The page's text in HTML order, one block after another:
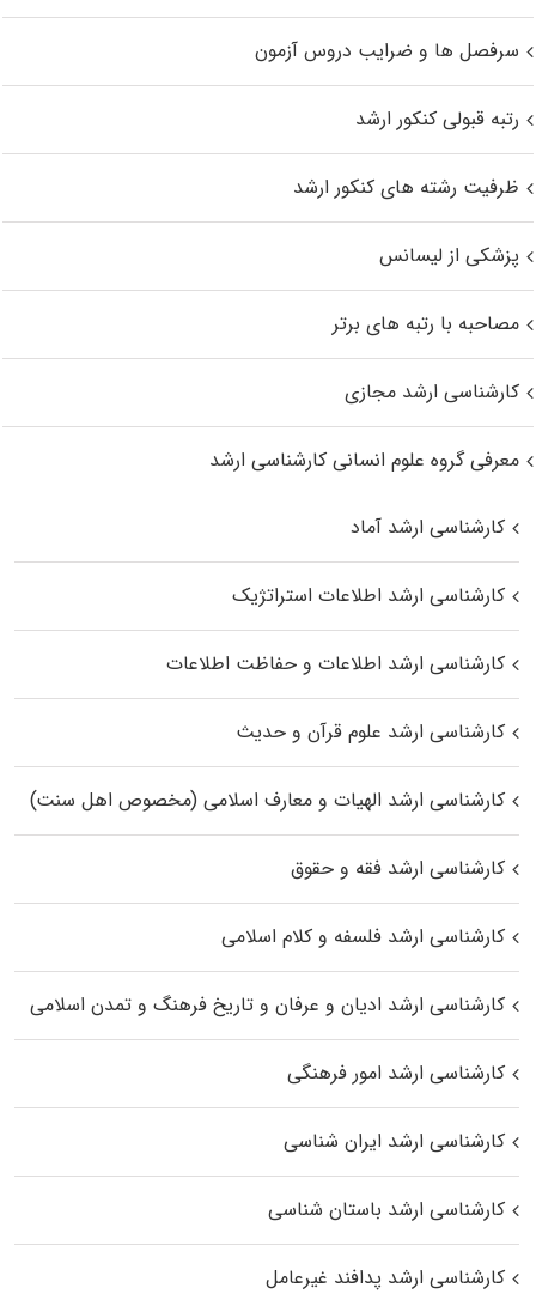
سرفصل ها و ضرایب دروس آزمون
رتبه قبولی کنکور ارشد
ظرفیت رشته های کنکور ارشد
پزشکی از لیسانس
مصاحبه با رتبه های برتر
کارشناسی ارشد مجازی
معرفی گروه علوم انسانی کارشناسی ارشد
کارشناسی ارشد آماد
کارشناسی ارشد اطلاعات استراتژیک
کارشناسی ارشد اطلاعات و حفاظت اطلاعات
کارشناسی ارشد علوم قرآن و حدیث
کارشناسی ارشد الهیات و معارف اسلامی (مخصوص اهل سنت)
کارشناسی ارشد فقه و حقوق
کارشناسی ارشد فلسفه و کلام اسلامی
کارشناسی ارشد ادیان و عرفان و تاریخ فرهنگ و تمدن اسلامی
کارشناسی ارشد امور فرهنگی
کارشناسی ارشد ایران شناسی
کارشناسی ارشد باستان شناسی
کارشناسی ارشد پدافند غیرعامل